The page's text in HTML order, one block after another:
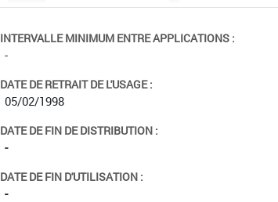
INTERVALLE MINIMUM ENTRE APPLICATIONS :
-
DATE DE RETRAIT DE L'USAGE :
05/02/1998
DATE DE FIN DE DISTRIBUTION :
-
DATE DE FIN D'UTILISATION :
-